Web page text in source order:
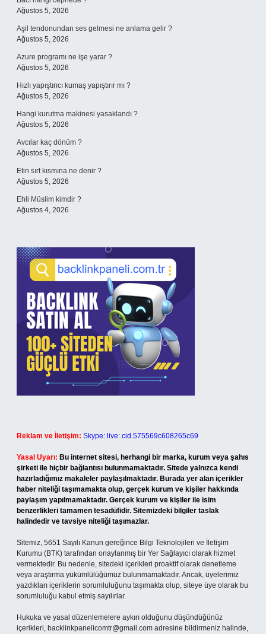
Ağustos 5, 2026
Aşil tendonundan ses gelmesi ne anlama gelir ?
Ağustos 5, 2026
Azure programı ne işe yarar ?
Ağustos 5, 2026
Hızlı yapıştırıcı kumaş yapıştırır mı ?
Ağustos 5, 2026
Hangi kurutma makinesi yasaklandı ?
Ağustos 5, 2026
Avcılar kaç dönüm ?
Ağustos 5, 2026
Etin sırt kısmına ne denir ?
Ağustos 5, 2026
Ehli Müslim kimdir ?
Ağustos 4, 2026
Reklam ve İletişim: Skype: live:.cid.575569c608265c69
Yasal Uyarı: Bu internet sitesi, herhangi bir marka, kurum veya şahıs
şirketi ile hiçbir bağlantısı bulunmamaktadır. Sitede yalnızca kendi
hazırladığımız makaleler paylaşılmaktadır. Burada yer alan içerikler
haber niteliği taşımamakta olup, gerçek kurum ve kişiler hakkında
paylaşım yapılmamaktadır. Gerçek kurum ve kişiler ile isim
benzerlikleri tamamen tesadüfidir. Sitemizdeki bilgiler taslak
halindedir ve tavsiye niteliği taşımazlar.
Sitemiz, 5651 Sayılı Kanun gereğince Bilgi Teknolojileri ve İletişim
Kurumu (BTK) tarafından onaylanmış bir Yer Sağlayıcı olarak hizmet
vermektedir. Bu nedenle, sitedeki içerikleri proaktif olarak denetleme
veya araştırma yükümlülüğümüz bulunmamaktadır. Ancak, üyelerimiz
yazdıkları içeriklerin sorumluluğunu taşımakta olup, siteye üye olarak bu
sorumluluğu kabul etmiş sayılırlar.
Hukuka ve yasal düzenlemelere aykırı olduğunu düşündüğünüz
içerikleri, backlinkpanelicomtr@gmail.com adresine bildirmeniz halinde,